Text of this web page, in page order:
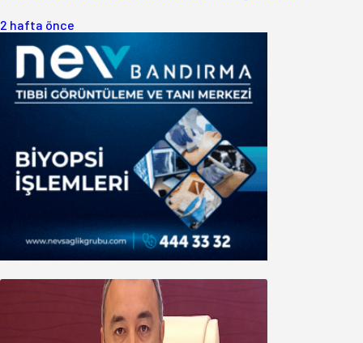
2 hafta önce